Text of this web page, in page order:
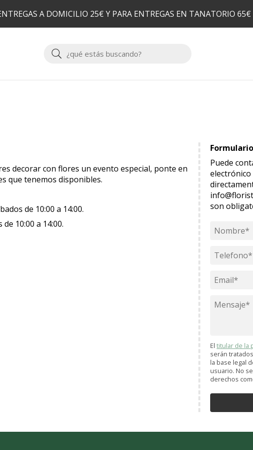
A DOMICILIO 25€ Y PARA ENTREGAS EN TANATORIO 65€
Buscar
decorar con flores un evento especial, ponte en
que tenemos disponibles.
de 10:00 a 14:00.
10:00 a 14:00.
Puede
son
El titular de la
serán
la base legal
usuario. No
derechos